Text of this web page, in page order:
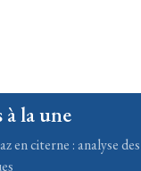
à la une
en citerne : analyse